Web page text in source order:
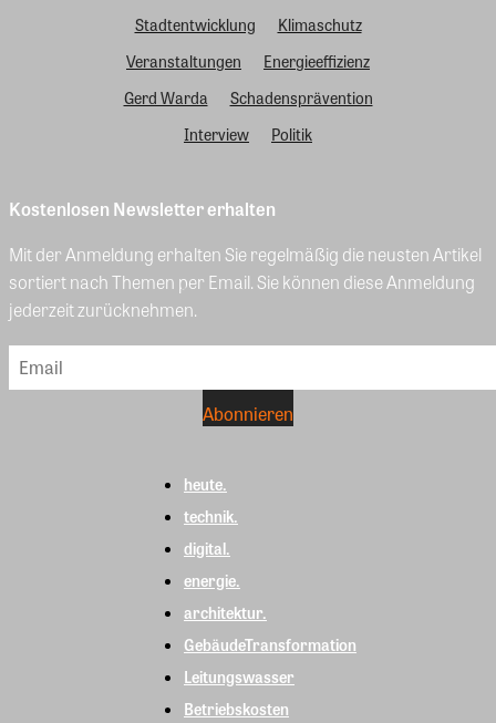
Stadtentwicklung
Klimaschutz
Veranstaltungen
Energieeffizienz
Gerd Warda
Schadensprävention
Interview
Politik
Kostenlosen Newsletter erhalten
Mit der Anmeldung erhalten Sie regelmäßig die neusten Artikel
sortiert nach Themen per Email. Sie können diese Anmeldung
jederzeit zurücknehmen.
heute.
technik.
digital.
energie.
architektur.
GebäudeTransformation
Leitungswasser
Betriebskosten